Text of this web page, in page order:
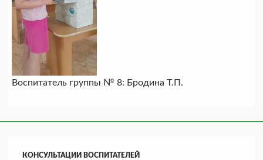
Воспитатель группы № 8: Бродина Т.П.
КОНСУЛЬТАЦИИ ВОСПИТАТЕЛЕЙ